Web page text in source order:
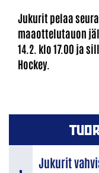
Jukurit pelaa
maaottelutauon
14.2. klo 17.00 ja
Hockey.
Jukurit